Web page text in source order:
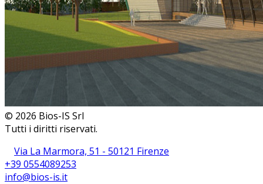
© 2026 Bios-IS Srl
Tutti i diritti riservati.
Via La Marmora, 51 - 50121 Firenze
+39 0554089253
info@bios-is.it